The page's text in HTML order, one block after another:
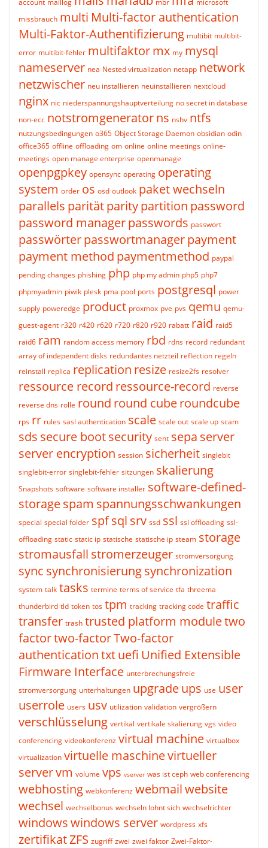
account maillog mbr
microsoft
missbrauch multi Multi-factor authentication
Multi-Faktor-Authentifizierung multibit multibit-
error multibit-fehler multifaktormx my mysql
nameserver nea Nested virtualization netapp network
netzwischer neu installieren neuinstallieren nextcloud
nginx nic niederspannungshauptverteilung no secret in database
non-ecc notstromgeneratorns nshv ntfs
nutzungsbedingungen o365 Object Storage Daemon obsidian odin
office365 offline offloading om online online meetings online-
meetings open manage enterprise openmanage
openpgpkey opensync operating operating
system order os osd outlook paket wechseln
parallels paritätparitypartition password
password managerpasswords passwort
passwörterpasswortmanagerpayment
payment method paymentmethod paypal
pending changes phishing php php my admin php5 php7
phpmyadmin piwik plesk pma pool ports postgresql power
supply poweredge product proxmox pve pvs qemu qemu-
guest-agent r320 r420 r620 r720 r820 r920 rabatt raid raid5
raid6 ram random access memory rbd rdns record redundant
array of independent disks redundantes netzteil reflection regeln
reinstall replica replication resize resize2fs resolver
ressource record ressource-record reverse
reverse dns rolle round round cuberoundcube
rps rr rules sasl authentication scale scale out scale up scam
sds secure bootsecurity sent sepa server
server encryption session sicherheit singlebit
singlebit-error singlebit-fehler sitzungen skalierung
Snapshots software software installer software-defined-
storagespam spannungsschwankungen
special special folder spfsql srv ssd ssl ssl offloading ssl-
offloading static static ip statische statische ip steam storage
stromausfall stromerzeuger stromversorgung
sync synchronisierungsynchronization
system talk tasks termine terms of service tfa threema
thunderbird tld token tos tpm tracking tracking code traffic
transfer trash trusted platform moduletwo
factortwo-factorTwo-factor
authenticationtxtuefi Unified Extensible
Firmware Interface unterbrechungsfreie
stromversorgung unterhaltungen upgradeups use user
userrole users usv utilization validation vergrößern
verschlüsselung vertikal vertikale skalierung vgs video
conferencing videokonferenz virtual machine virtualbox
virtualization virtuelle maschinevirtueller
servervm volume vps vserver was ist ceph web conferencing
webhosting webkonferenz webmailwebsite
wechsel wechselbonus wechseln lohnt sich wechselrichter
windowswindows server wordpress xfs
zertifikatZFS zugriff zwei zwei faktor Zwei-Faktor-